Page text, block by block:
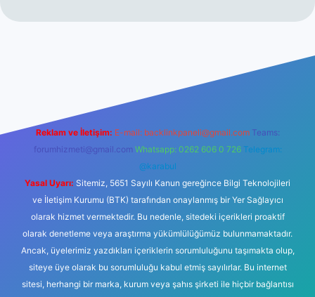
Reklam ve İletişim: E-mail: backlinkpaneli@gmail.com Teams:
forumhizmeti@gmail.com Whatsapp: 0262 606 0 726 Telegram:
@karabul
Yasal Uyarı: Sitemiz, 5651 Sayılı Kanun gereğince Bilgi Teknolojileri
ve İletişim Kurumu (BTK) tarafından onaylanmış bir Yer Sağlayıcı
olarak hizmet vermektedir. Bu nedenle, sitedeki içerikleri proaktif
olarak denetleme veya araştırma yükümlülüğümüz bulunmamaktadır.
Ancak, üyelerimiz yazdıkları içeriklerin sorumluluğunu taşımakta olup,
siteye üye olarak bu sorumluluğu kabul etmiş sayılırlar. Bu internet
sitesi, herhangi bir marka, kurum veya şahıs şirketi ile hiçbir bağlantısı